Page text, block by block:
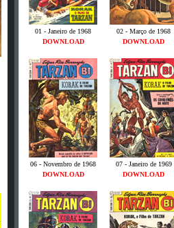
01 - Janeiro de 1968
02 - Março de 1968
DOWNLOAD
DOWNLOAD
06 - Novembro de 1968
07 - Janeiro de 1969
DOWNLOAD
DOWNLOAD